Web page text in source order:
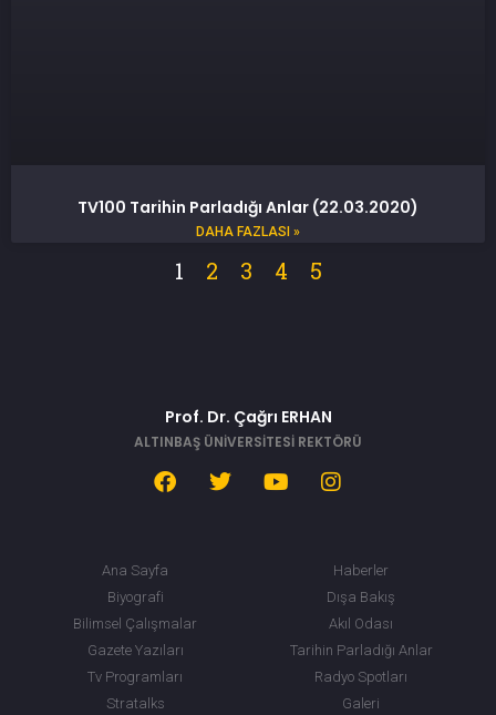
TV100 Tarihin Parladığı Anlar (22.03.2020)
DAHA FAZLASI »
1 2 3 4 5
Prof. Dr. Çağrı ERHAN
ALTINBAŞ ÜNİVERSİTESİ REKTÖRÜ
Ana Sayfa
Biyografi
Bilimsel Çalışmalar
Gazete Yazıları
Tv Programları
Stratalks
Haberler
Dışa Bakış
Akıl Odası
Tarihin Parladığı Anlar
Radyo Spotları
Galeri